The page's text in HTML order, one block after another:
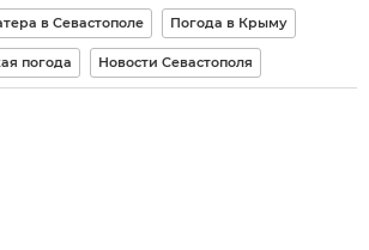
в Севастополе Погода в Крыму
погода Новости Севастополя